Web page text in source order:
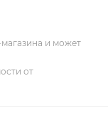
и может
от